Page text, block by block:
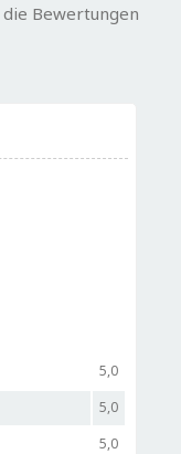
Bewertungen
5,0
5,0
5,0